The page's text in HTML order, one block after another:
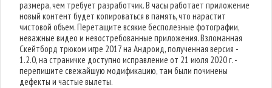
размера, чем требует разработчик. В часы работает приложение
новый контент будет копироваться в память, что нарастит
чистовой объем. Перетащите всякие бесполезные фотографии,
неважные видео и невостребованные приложения. Взломанная
Скейтборд трюком игре 2017 на Андроид, полученная версия -
1.2.0, на страничке доступно исправление от 21 июля 2020 г. -
перепишите свежайшую модификацию, там были починены
дефекты и частые вылеты.